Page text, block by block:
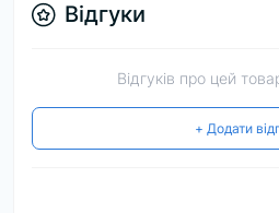
Відгуки
Відгуків про цей
+ Додати